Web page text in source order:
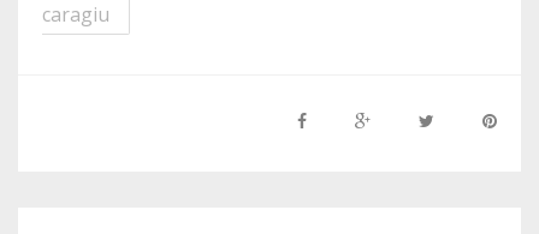
caragiu